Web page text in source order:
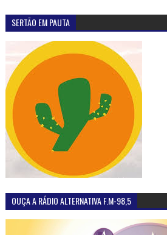
SERTÃO EM PAUTA
OUÇA A RÁDIO ALTERNATIVA F.M-98,5